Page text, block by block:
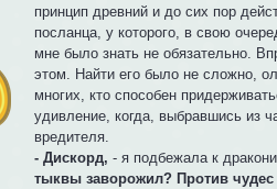
принцип древний и до сих пор
посланца, у которого, в свою
мне было знать не обязательно.
этом. Найти его было не сложно,
многих, кто способен
удивление, когда, выбравшись из
вредителя.
- Дискорд, - я подбежала к
тыквы заворожил? Против